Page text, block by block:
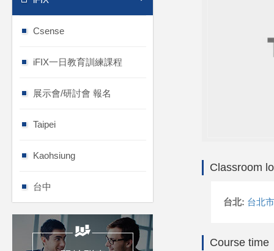
Csense
iFIX一日教育訓練課程
展示會/研討會 報名
Taipei
Kaohsiung
台中
Classroom
台北: 台北
Course time